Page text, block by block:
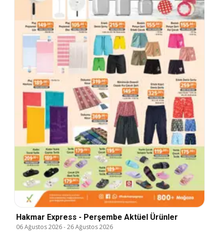
Hakmar Express - Perşembe Aktüel Ürünler
06 Ağustos 2026-26 Ağustos 2026